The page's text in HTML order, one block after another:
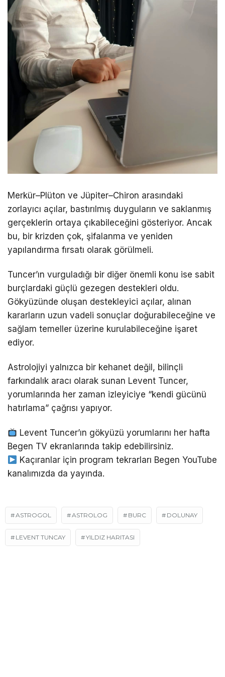
Merkür–Plüton ve Jüpiter–Chiron arasındaki
zorlayıcı açılar, bastırılmış duyguların ve saklanmış
gerçeklerin ortaya çıkabileceğini gösteriyor. Ancak
bu, bir krizden çok, şifalanma ve yeniden
yapılandırma fırsatı olarak görülmeli.
Tuncer’ın vurguladığı bir diğer önemli konu ise sabit
burçlardaki güçlü gezegen destekleri oldu.
Gökyüzünde oluşan destekleyici açılar, alınan
kararların uzun vadeli sonuçlar doğurabileceğine ve
sağlam temeller üzerine kurulabileceğine işaret
ediyor.
Astrolojiyi yalnızca bir kehanet değil, bilinçli
farkındalık aracı olarak sunan Levent Tuncer,
yorumlarında her zaman izleyiciye “kendi gücünü
hatırlama” çağrısı yapıyor.
Levent Tuncer’ın gökyüzü yorumlarını her hafta
Begen TV ekranlarında takip edebilirsiniz.
Kaçıranlar için program tekrarları Begen YouTube
kanalımızda da yayında.
ASTROGOL ASTROLOG BURC DOLUNAY
LEVENT TUNCAY YILDIZ HARITASI